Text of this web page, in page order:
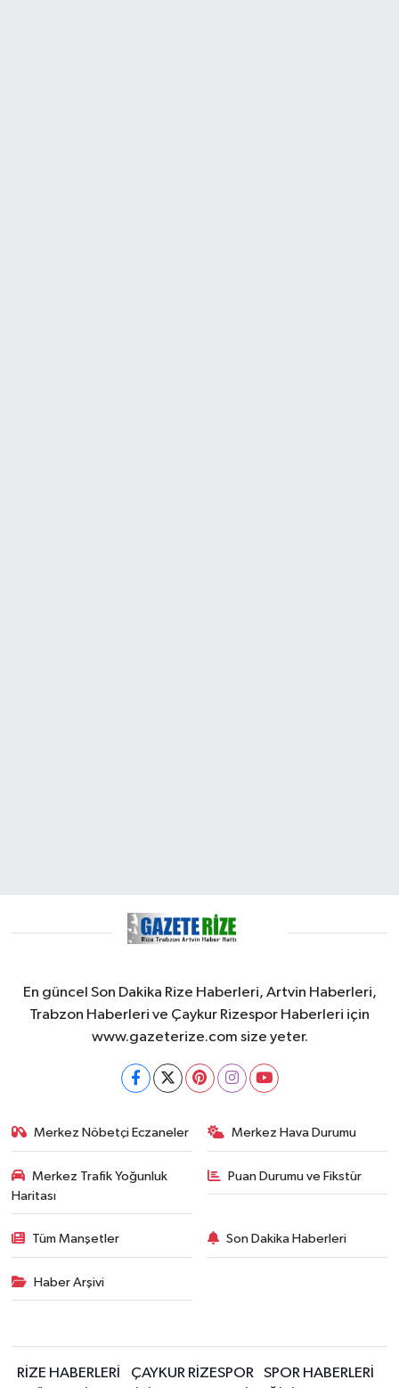
En güncel Son Dakika Rize Haberleri, Artvin Haberleri,
Trabzon Haberleri ve Çaykur Rizespor Haberleri için
www.gazeterize.com size yeter.
Merkez Nöbetçi Eczaneler Merkez Hava Durumu
Merkez Trafik Yoğunluk
Haritası
Puan Durumu ve Fikstür
Tüm Manşetler Son Dakika Haberleri
Haber Arşivi
RİZE HABERLERİ ÇAYKUR RİZESPOR SPOR HABERLERİ